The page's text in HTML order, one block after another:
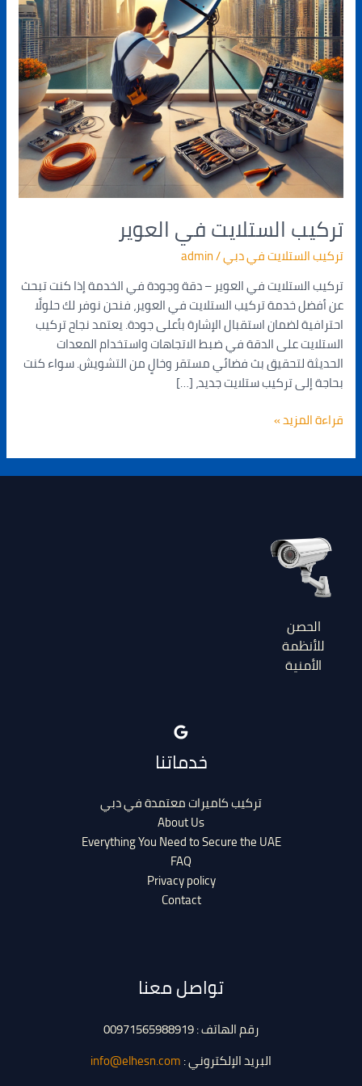
تركيب الستلايت في العوير
تركيب الستلايت في دبي/
admin
تركيب الستلايت في العوير – دقة وجودة في الخدمة إذا كنت تبحث
عن أفضل خدمة تركيب الستلايت في العوير، فنحن نوفر لك حلولًا
احترافية لضمان استقبال الإشارة بأعلى جودة. يعتمد نجاح تركيب
الستلايت على الدقة في ضبط الاتجاهات واستخدام المعدات
الحديثة لتحقيق بث فضائي مستقر وخالٍ من التشويش. سواء كنت
بحاجة إلى تركيب ستلايت جديد، […]
قراءة المزيد »
الحصن
للأنظمة
الأمنية
خدماتنا
تركيب كاميرات معتمدة في دبي
About Us
Everything You Need to Secure the UAE
FAQ
Privacy policy
Contact
تواصل معنا
رقم الهاتف : 00971565988919
البريد الإلكتروني :info@elhesn.com